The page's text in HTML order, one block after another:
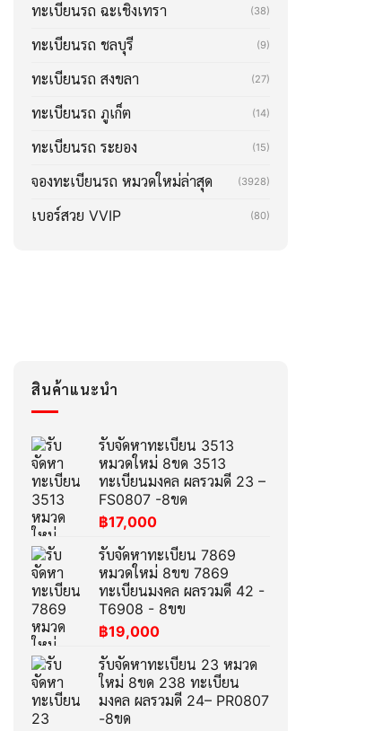
ทะเบียนรถ ฉะเชิงเทรา (38)
ทะเบียนรถ ชลบุรี (9)
ทะเบียนรถ สงขลา (27)
ทะเบียนรถ ภูเก็ต (14)
ทะเบียนรถ ระยอง (15)
จองทะเบียนรถ หมวดใหม่ล่าสุด (3928)
เบอร์สวย VVIP (80)
สินค้าแนะนำ
รับจัดหาทะเบียน 3513
หมวดใหม่ 8ขด 3513
ทะเบียนมงคล ผลรวมดี 23 –
FS0807 -8ขด
฿17,000
รับจัดหาทะเบียน 7869
หมวดใหม่ 8ขข 7869
ทะเบียนมงคล ผลรวมดี 42 -
T6908 - 8ขข
฿19,000
รับจัดหาทะเบียน 23 หมวด
ใหม่ 8ขด 238 ทะเบียน
มงคล ผลรวมดี 24– PR0807
-8ขด